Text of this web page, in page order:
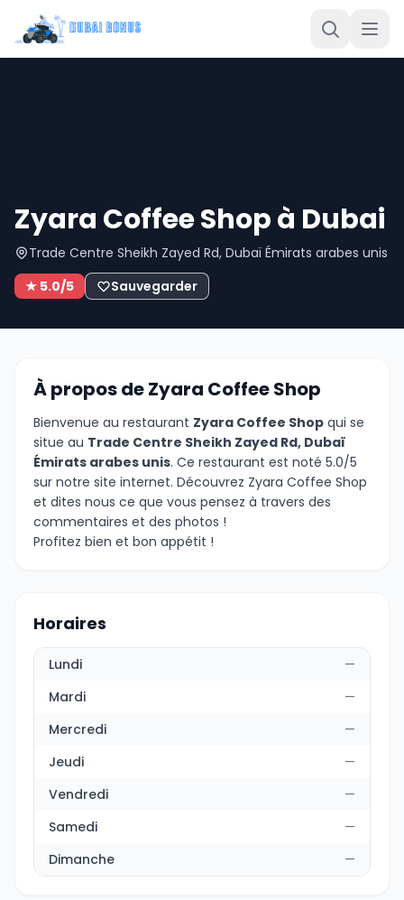
Zyara Coffee Shop à Dubai
Trade Centre Sheikh Zayed Rd, Dubaï Émirats arabes unis
★ 5.0/5
Sauvegarder
À propos de Zyara Coffee Shop
Bienvenue au restaurant Zyara Coffee Shop qui se
situe au Trade Centre Sheikh Zayed Rd, Dubaï
Émirats arabes unis. Ce restaurant est noté 5.0/5
sur notre site internet. Découvrez Zyara Coffee Shop
et dites nous ce que vous pensez à travers des
commentaires et des photos !
Profitez bien et bon appétit !
Horaires
Lundi
—
Mardi
—
Mercredi
—
Jeudi
—
Vendredi
—
Samedi
—
Dimanche
—